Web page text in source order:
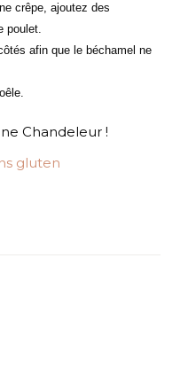
crêpe, ajoutez des
poulet.
afin que le béchamel ne
Chandeleur !